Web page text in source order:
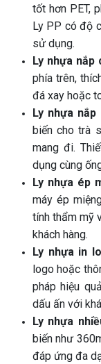
tốt hơn PET,
Ly PP có độ
sử dụng.
Ly nhựa nắp
phía trên,
đá xay hoặc
Ly nhựa nắp
biến cho trà
mang đi.
dụng cùng
Ly nhựa ép
máy ép
tính thẩm mỹ
khách hàng.
Ly nhựa in
logo hoặc
pháp hiệu
dấu ấn với
Ly nhựa
biến như
đáp ứng đa